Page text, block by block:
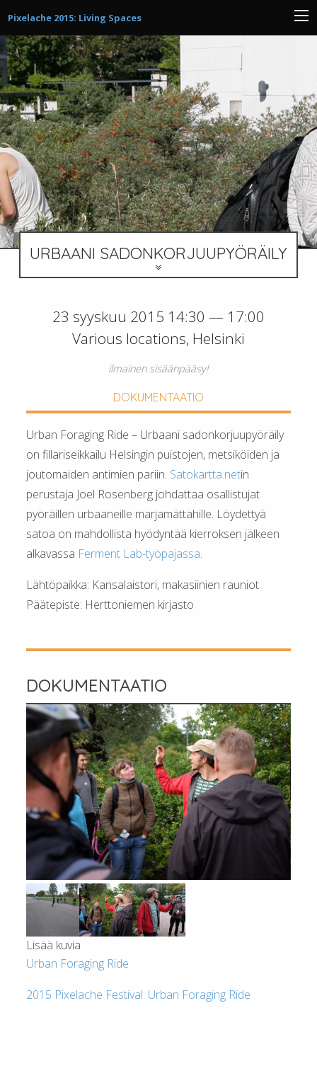
Pixelache 2015: Living Spaces
URBAANI SADONKORJUUPYÖRÄILY
23 syyskuu 2015 14:30 — 17:00
Various locations, Helsinki
ilmainen sisäänpääsy!
DOKUMENTAATIO
Urban Foraging Ride – Urbaani sadonkorjuupyöräily
on fillariseikkailu Helsingin puistojen, metsiköiden ja
joutomaiden antimien pariin. Satokartta.netin
perustaja Joel Rosenberg johdattaa osallistujat
pyöräillen urbaaneille marjamättähille. Löydettyä
satoa on mahdollista hyödyntää kierroksen jälkeen
alkavassa Ferment Lab-työpajassa.
Lähtöpaikka: Kansalaistori, makasiinien rauniot
Päätepiste: Herttoniemen kirjasto
DOKUMENTAATIO
Lisää kuvia
Urban Foraging Ride
2015 Pixelache Festival: Urban Foraging Ride